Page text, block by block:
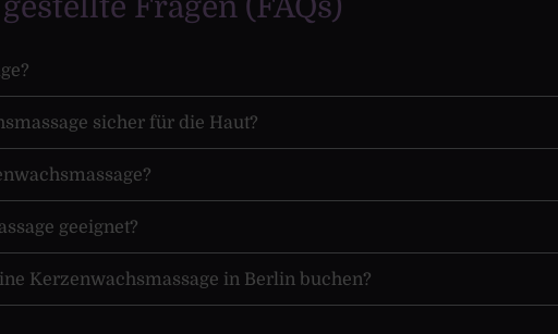
Fragen (FAQs)
sicher für die Haut?
geeignet?
Kerzenwachsmassage in Berlin buchen?